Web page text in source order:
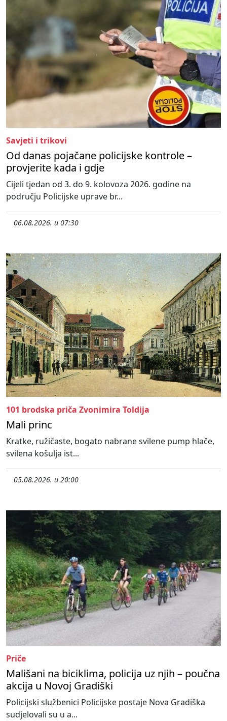
Savjeti i trikovi
Od danas pojačane policijske kontrole –
provjerite kada i gdje
Cijeli tjedan od 3. do 9. kolovoza 2026. godine na
području Policijske uprave br...
06.08.2026. u 07:30
101 brodska priča Zvonimira Toldija
Mali princ
Kratke, ružičaste, bogato nabrane svilene pump hlače,
svilena košulja ist...
05.08.2026. u 20:00
Priče
Mališani na biciklima, policija uz njih – poučna
akcija u Novoj Gradiški
Policijski službenici Policijske postaje Nova Gradiška
sudjelovali su u a...